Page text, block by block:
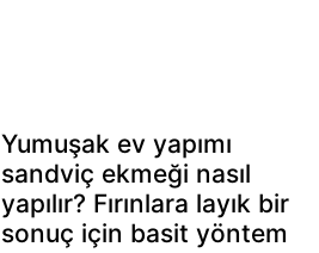
Yumuşak ev yapımı
sandviç ekmeği nasıl
yapılır? Fırınlara layık bir
sonuç için basit yöntem